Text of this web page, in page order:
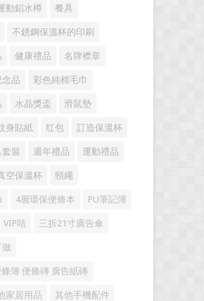
動鋁水樽 餐具
不銹鋼保溫杯的印刷
健康禮品 名牌襟章
念品 彩色純棉毛巾
水晶獎盃 滑鼠墊
身貼紙 红包 訂造保溫杯
套裝 週年禮品 運動禮品
空保溫杯 頸繩
4層環保便條本 PU筆記簿
VIP咭 三折21寸廣告傘
簿 便條磚 廣告紙磚
家居用品 其他手機配件